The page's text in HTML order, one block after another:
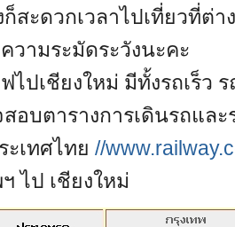
สะดวกเวลาไปเที่ยวที่ต่
วามระมัดระวังนะคะ
ไปเชียงใหม่ มีทั้งรถเร็ว
อบตารางการเดินรถแล
ะเทศไทย //
ไป เชียงใหม่